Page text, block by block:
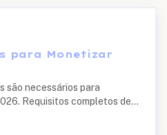
para Monetizar
são necessários para
Requisitos completos de